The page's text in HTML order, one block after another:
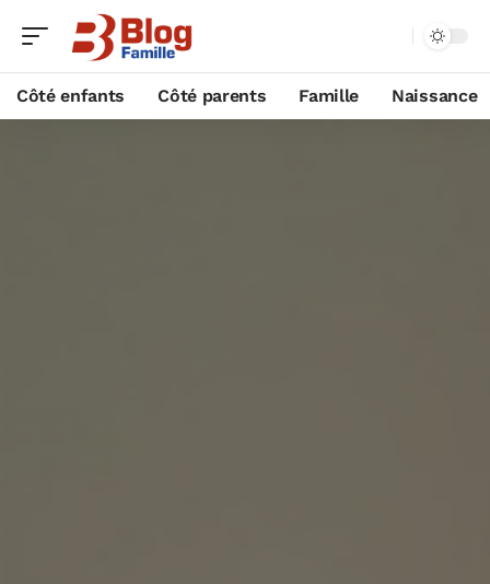
Côté enfants Côté parents Famille Naissance